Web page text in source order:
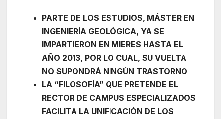
PARTE DE LOS ESTUDIOS, MÁSTER EN
INGENIERÍA GEOLÓGICA, YA SE
IMPARTIERON EN MIERES HASTA EL
AÑO 2013, POR LO CUAL, SU VUELTA
NO SUPONDRÁ NINGÚN TRASTORNO
LA “FILOSOFÍA” QUE PRETENDE EL
RECTOR DE CAMPUS ESPECIALIZADOS
FACILITA LA UNIFICACIÓN DE LOS